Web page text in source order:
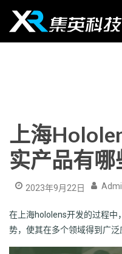
content
上海
实产品有
2023年9月22日
在上海hololens开发的过程中
势，使其在多个领域得到广泛